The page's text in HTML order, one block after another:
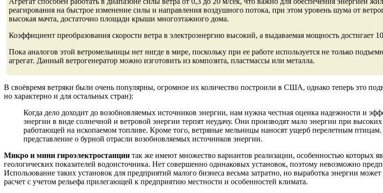
реагирования на быстрое изменение силы и направления воздушного потока, при этом уровень шума от
высокая мачта, достаточно площади крыши многоэтажного дома.
Коэффициент преобразования скорости ветра в электроэнергию высокий, а выдаваемая мощность достигает
Пока аналогов этой ветромельницы нет нигде в мире, поскольку при ее работе используется не только
агрегат. Данный ветрогенератор можно изготовить из композита, пластмассы или металла.
В своёвремя ветряки были очень популярны, огромное их количество построили в США, однако теперь это
но характерно и для остальных стран):
Когда дело доходит до возобновляемых источников энергии, нам нужна честная оценка надежности и
энергии в виде солнечной и ветровой энергии терпят неудачу. Они производят мало энергии при
работающей на ископаемом топливе. Кроме того, ветряные мельницы наносят ущерб перелетным
представление о бурной отрасли возобновляемых источников энергии.
Микро и мини гироэлектростанции так же имеют множество вариантов реализации, особенностью которых
геологических показателей водоисточника. Нет совершенно одинаковых установок, поэтому невозможно
Использование таких установок для предприятий малого бизнеса весьма затратно, но выработка энергии
расчет с учетом рельефа прилегающей к предприятию местности и особенностей климата.